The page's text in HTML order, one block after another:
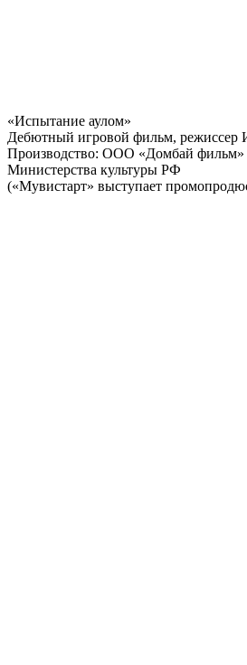
«Испытание аулом»
Дебютный игровой фильм, режиссер
Производство: ООО «Домбай фильм»
Министерства культуры РФ
(«Мувистарт» выступает